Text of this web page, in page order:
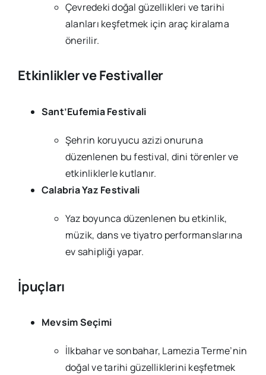
Çevredeki doğal güzellikleri ve tarihi
alanları keşfetmek için araç kiralama
önerilir.
Etkinlikler ve Festivaller
Sant’Eufemia Festivali
Şehrin koruyucu azizi onuruna
düzenlenen bu festival, dini törenler ve
etkinliklerle kutlanır.
Calabria Yaz Festivali
Yaz boyunca düzenlenen bu etkinlik,
müzik, dans ve tiyatro performanslarına
ev sahipliği yapar.
İpuçları
Mevsim Seçimi
İlkbahar ve sonbahar, Lamezia Terme’nin
doğal ve tarihi güzelliklerini keşfetmek